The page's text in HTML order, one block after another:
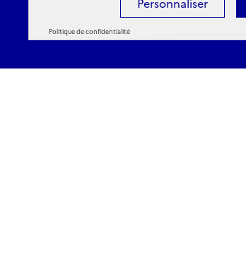
Personnaliser
Politique de confidentialité